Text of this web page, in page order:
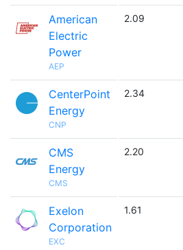
American
Electric
Power
AEP
2.09
CenterPoint
Energy
CNP
2.34
CMS
Energy
CMS
2.20
Exelon
Corporation
EXC
1.61